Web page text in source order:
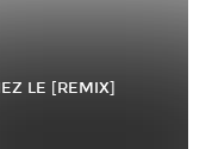
LE [REMIX]